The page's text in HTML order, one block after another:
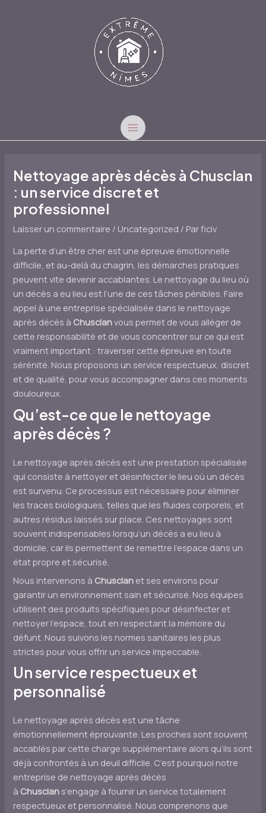
MAIN
Nettoyage après décès à Chusclan
: un service discret et
professionnel
Laisser un commentaire / Uncategorized / Parficiv
La perte d’un être cher est une épreuve émotionnelle
difficile, et au-delà du chagrin, les démarches pratiques
peuvent vite devenir accablantes. Le nettoyage du lieu où
un décès a eu lieu est l’une de ces tâches pénibles. Faire
appel à une entreprise spécialisée dans le nettoyage
après décès à Chusclanvous permet de vous alléger de
cette responsabilité et de vous concentrer sur ce qui est
vraiment important : traverser cette épreuve en toute
sérénité. Nous proposons un service respectueux, discret
et de qualité, pour vous accompagner dans ces moments
douloureux.
Qu’est-ce que le nettoyage
après décès ?
Le nettoyage après décès est une prestation spécialisée
qui consiste à nettoyer et désinfecter le lieu où un décès
est survenu. Ce processus est nécessaire pour éliminer
les traces biologiques, telles que les fluides corporels, et
autres résidus laissés sur place. Ces nettoyages sont
souvent indispensables lorsqu’un décès a eu lieu à
domicile, car ils permettent de remettre l’espace dans un
état propre et sécurisé.
Nous intervenons à Chusclan et ses environs pour
garantir un environnement sain et sécurisé. Nos équipes
utilisent des produits spécifiques pour désinfecter et
nettoyer l’espace, tout en respectant la mémoire du
défunt. Nous suivons les normes sanitaires les plus
strictes pour vous offrir un service impeccable.
Un service respectueux et
personnalisé
Le nettoyage après décès est une tâche
émotionnellement éprouvante. Les proches sont souvent
accablés par cette charge supplémentaire alors qu’ils sont
déjà confrontés à un deuil difficile. C’est pourquoi notre
entreprise de nettoyage après décès
à Chusclan s’engage à fournir un service totalement
respectueux et personnalisé. Nous comprenons que